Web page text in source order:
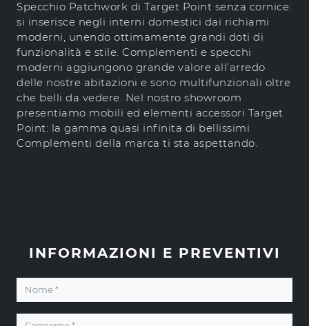
Specchio Patchwork di Target Point senza cornice:
si inserisce negli interni domestici dai richiami
moderni, unendo ottimamente grandi doti di
funzionalità e stile. Complementi e specchi
moderni aggiungono grande valore all’arredo
delle nostre abitazioni e sono multifunzionali oltre
che belli da vedere. Nel nostro showroom
presentiamo mobili ed elementi accessori Target
Point: la gamma quasi infinita di bellissimi
Complementi della marca ti sta aspettando.
INFORMAZIONI E PREVENTIVI